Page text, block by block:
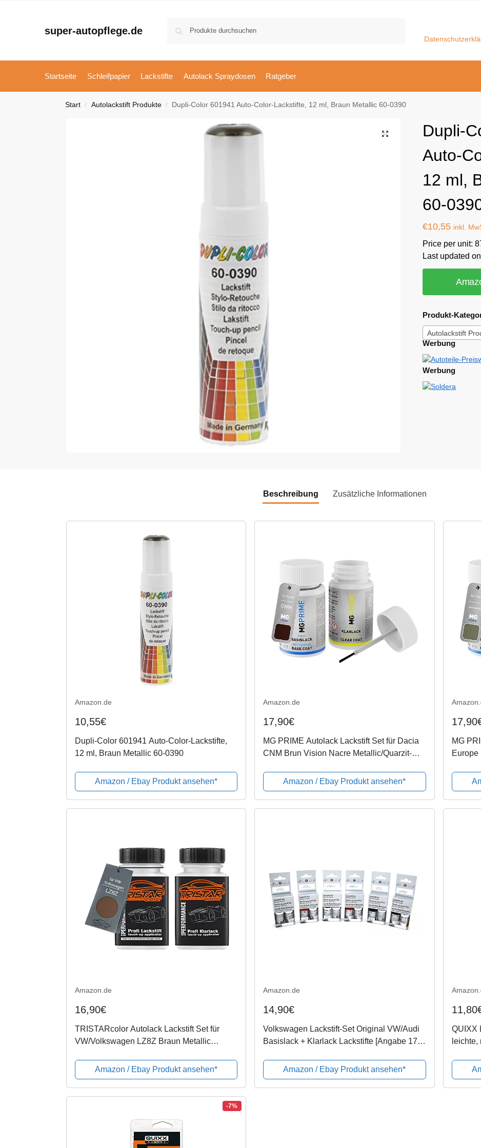
super-autopflege.de
Startseite Schleifpapier Lackstifte Autolack Spraydosen Ratgeber
Start / Autolackstift Produkte / Dupli-Color 601941 Auto-Color-Lackstifte, 12 ml, Braun Metallic 60-0390
Dupli-
Auto-
12 ml,
60-
€10,55 inkl.
Price per unit:
Last updated
Produkt-
Autolackstift
Werbung
Werbung
Beschreibung Zusätzliche Informationen
Amazon.de
10,55€
Dupli-Color 601941 Auto-Color-Lackstifte,
12 ml, Braun Metallic 60-0390
Amazon / Ebay Produkt ansehen*
Amazon.de
17,90€
MG PRIME Autolack Lackstift Set für Dacia
CNM Brun Vision Nacre Metallic/Quarzit-
Amazon / Ebay Produkt ansehen*
MG
Europe
Amazon.de
16,90€
TRISTARcolor Autolack Lackstift Set für
VW/Volkswagen LZ8Z Braun Metallic
Amazon / Ebay Produkt ansehen*
Amazon.de
14,90€
Volkswagen Lackstift-Set Original VW/Audi
Basislack + Klarlack Lackstifte [Angabe 17-
Amazon / Ebay Produkt ansehen*
QUIXX
leichte,
-7%